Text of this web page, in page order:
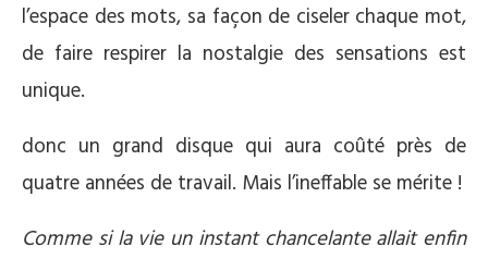
l’espace des mots, sa façon de ciseler chaque mot,
de faire respirer la nostalgie des sensations est
unique.
donc un grand disque qui aura coûté près de
quatre années de travail. Mais l’ineffable se mérite !
Comme si la vie un instant chancelante allait enfin